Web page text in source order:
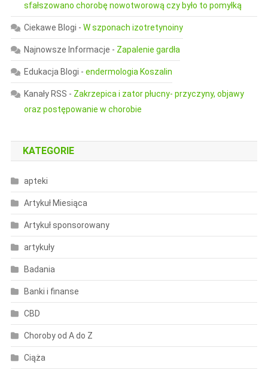
sfałszowano chorobę nowotworową czy było to pomyłką
Ciekawe Blogi - W szponach izotretynoiny
Najnowsze Informacje - Zapalenie gardła
Edukacja Blogi - endermologia Koszalin
Kanały RSS - Zakrzepica i zator płucny- przyczyny, objawy
oraz postępowanie w chorobie
KATEGORIE
apteki
Artykuł Miesiąca
Artykuł sponsorowany
artykuły
Badania
Banki i finanse
CBD
Choroby od A do Z
Ciąża